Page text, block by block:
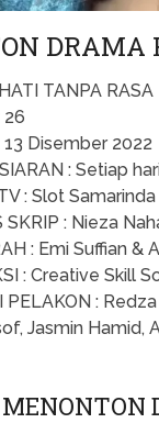
DRAMA
TANPA RASA
26
13 Disember 2022
: Setiap
: Slot
SKRIP : Nieza
: Emi Suffian &
: Creative Skill
PELAKON :
Jasmin Hamid,